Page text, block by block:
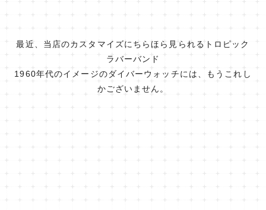
最近、当店のカスタマイズにちらほら見られるトロピック
ラバーバンド
1960年代のイメージのダイバーウォッチには、もうこれし
かございません。